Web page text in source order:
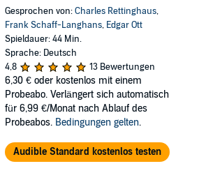
Gesprochen von:Charles Rettinghaus,
Frank Schaff-Langhans, Edgar Ott
Spieldauer: 44 Min.
Sprache: Deutsch
4,8
13 Bewertungen
6,30 € oder kostenlos mit einem
Probeabo. Verlängert sich automatisch
für 6,99 €/Monat nach Ablauf des
Probeabos. Bedingungen gelten.
Audible Standard kostenlos testen